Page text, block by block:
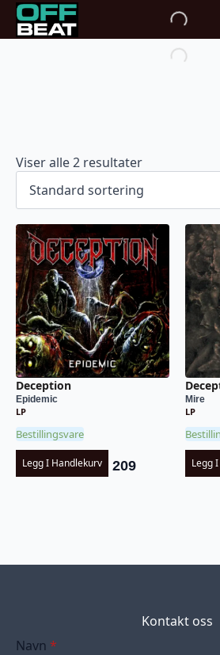
Viser alle 2 resultater
Deception
Epidemic
LP
Bestillingsvare
Legg I Handlekurv 209
Mire
LP
Legg
Kontakt oss
Navn *